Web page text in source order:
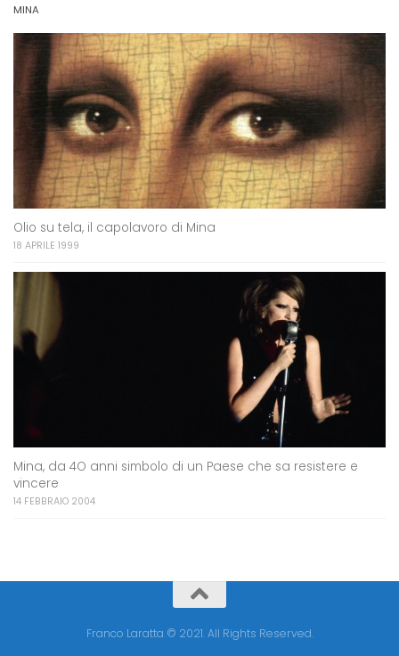
MINA
Olio su tela, il capolavoro di Mina
18 APRILE 1999
Mina, da 4O anni simbolo di un Paese che sa resistere e
vincere
14 FEBBRAIO 2004
Franco Laratta © 2021. All Rights Reserved.